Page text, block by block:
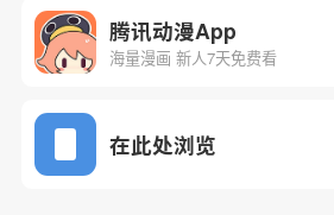
腾讯动漫App
海量漫画 新人7天免费看
在此处浏览